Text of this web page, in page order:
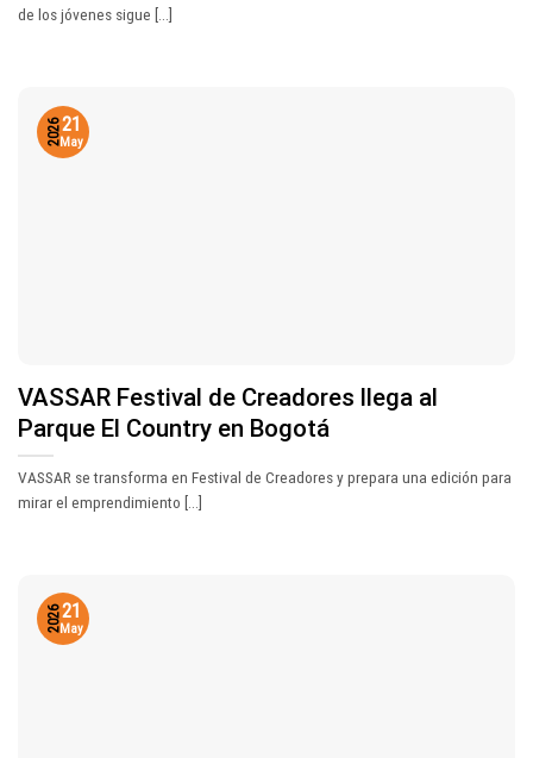
de los jóvenes sigue [...]
VASSAR Festival de Creadores llega al
Parque El Country en Bogotá
VASSAR se transforma en Festival de Creadores y prepara una edición para
mirar el emprendimiento [...]
21
May
2026
21
May
2026